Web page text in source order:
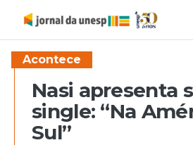
Acontece
Nasi apresenta
single: “Na
Sul”